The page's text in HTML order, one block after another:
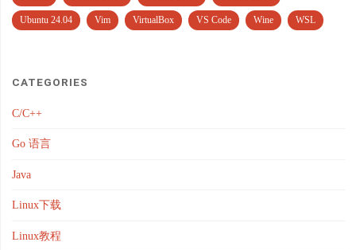
Ubuntu 24.04 Vim VirtualBox VS Code Wine WSL
CATEGORIES
C/C++
Go 语言
Java
Linux下载
Linux教程